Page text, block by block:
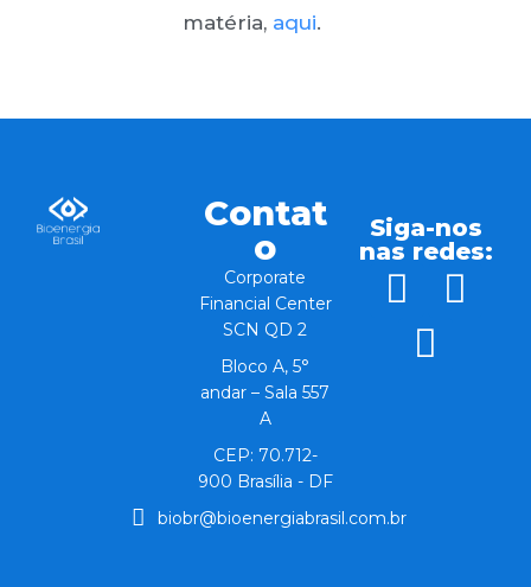
matéria, aqui.
Contat
o
Corporate
Financial Center
SCN QD 2
Bloco A, 5°
andar – Sala 557
A
CEP: 70.712-
900 Brasília - DF
biobr@bioenergiabrasil.com.br
Siga-nos
nas redes: